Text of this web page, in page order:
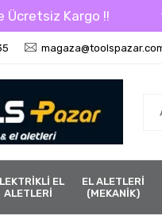
Kargo !!
EL
ALETLERİ
EL ALETLERİ
(MEKANİK)